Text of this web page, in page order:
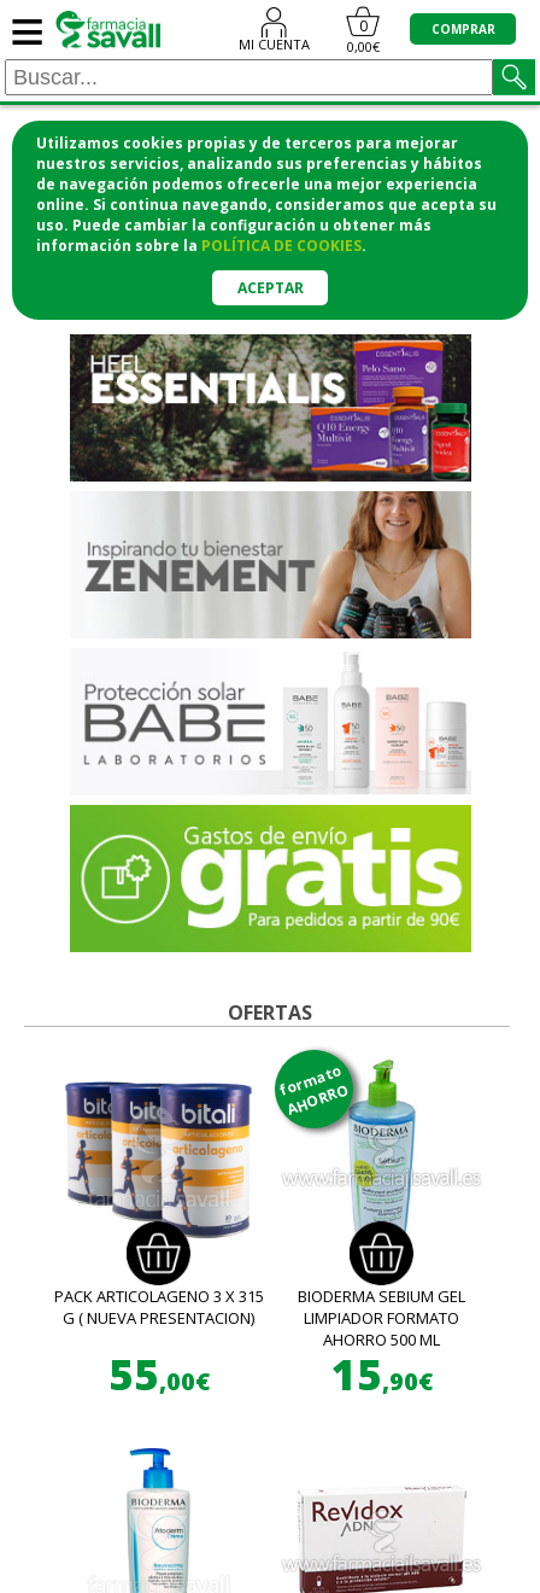
Utilizamos cookies propias y de terceros para mejorar
nuestros servicios, analizando sus preferencias y hábitos
de navegación podemos ofrecerle una mejor experiencia
online. Si continua navegando, consideramos que acepta su
uso. Puede cambiar la configuración u obtener más
información sobre la POLÍTICA DE COOKIES.
ACEPTAR
≡ MI CUENTA
0
0,00€
COMPRAR
¡COMPRA CÓMODAMENTE
DESDE CASA Y RECOGE EN LA
FARMACIA!o si lo prefieres te lo mandamos
a casa
OFERTAS
PACK ARTICOLAGENO 3 X 315
G ( NUEVA PRESENTACION)
55,00€
formato
AHORRO
BIODERMA SEBIUM GEL
LIMPIADOR FORMATO
AHORRO 500 ML
15,90€